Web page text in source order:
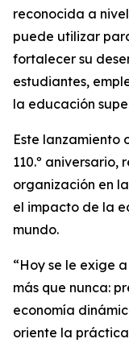
reconocida a
puede utilizar
fortalecer su
estudiantes,
la educación
Este lanzamiento
110.º
organización en
el impacto de la
mundo.
“Hoy se le exige
más que nunca:
economía
oriente la